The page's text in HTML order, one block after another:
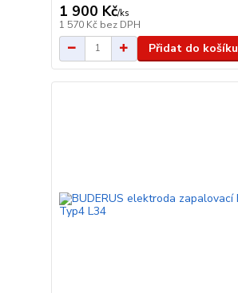
1 900 Kč/ks
1 570 Kč bez DPH
Přidat do košíku